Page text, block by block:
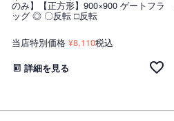
のみ】【正方形】900×900 ゲートフラ
ッグ ◎ 〇反転 □反転
当店特別価格 ¥8,110税込
詳細を見る